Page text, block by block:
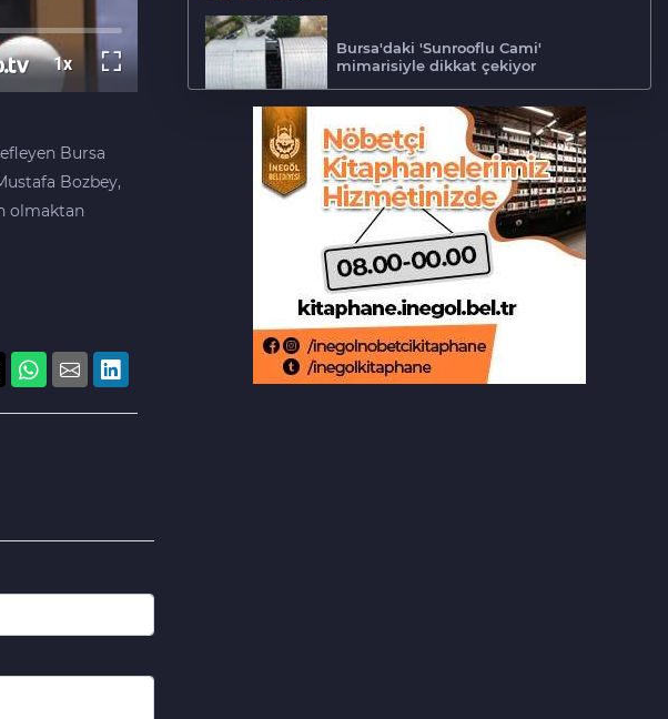
Bursa
Bozbey,
olmaktan
Bursa'daki 'Sunrooflu Cami'
mimarisiyle dikkat çekiyor
Adalet Komisyonu'nda gerginlik
Bursa'da barakaya sıçrayan yangın
ekipleri harekete geçirdi
Aslı Hünel’den Bursa'da müzik
ziyafeti